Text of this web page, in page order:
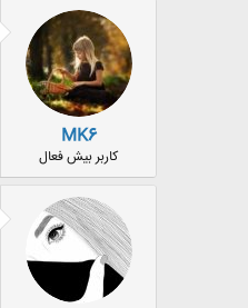
MK6
کاربر بیش فعال